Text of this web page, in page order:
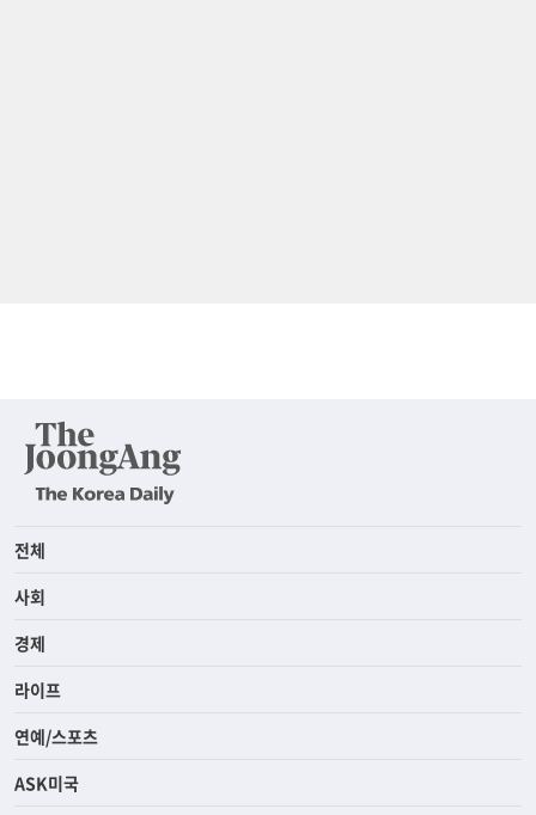
전체
사회
경제
라이프
연예/스포츠
ASK미국